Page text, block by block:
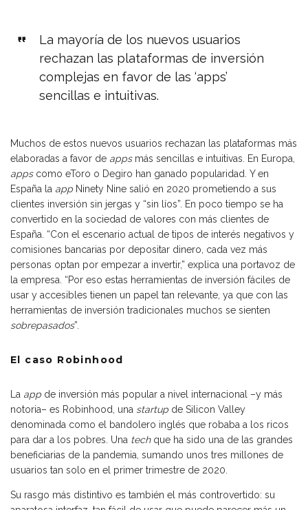
La mayoría de los nuevos usuarios
rechazan las plataformas de inversión
complejas en favor de las ‘apps’
sencillas e intuitivas.
Muchos de estos nuevos usuarios rechazan las plataformas más
elaboradas a favor de appsmás sencillas e intuitivas. En Europa,
appscomo eToro o Degiro han ganado popularidad. Y en
España la app Ninety Nine salió en 2020 prometiendo a sus
clientes inversión sin jergas y “sin líos”. En poco tiempo se ha
convertido en la sociedad de valores con más clientes de
España. “Con el escenario actual de tipos de interés negativos y
comisiones bancarias por depositar dinero, cada vez más
personas optan por empezar a invertir,” explica una portavoz de
la empresa. “Por eso estas herramientas de inversión fáciles de
usar y accesibles tienen un papel tan relevante, ya que con las
herramientas de inversión tradicionales muchos se sienten
sobrepasados”.
El caso Robinhood
La app de inversión más popular a nivel internacional –y más
notoria– es Robinhood, una startup de Silicon Valley
denominada como el bandolero inglés que robaba a los ricos
para dar a los pobres. Una techque ha sido una de las grandes
beneficiarias de la pandemia, sumando unos tres millones de
usuarios tan solo en el primer trimestre de 2020.
Su rasgo más distintivo es también el más controvertido: su